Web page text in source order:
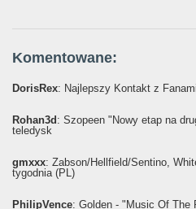
Komentowane:
DorisRex: Najlepszy Kontakt z
Rohan3d : Szopeen "Nowy etap na
teledysk
gmxxx: Żabson/Hellfield/Sentino,
tygodnia (PL)
PhilipVence: Golden - "Music Of